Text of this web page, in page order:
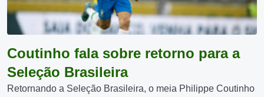
Coutinho fala sobre retorno para a
Seleção Brasileira
Retornando a Seleção Brasileira, o meia Philippe Coutinho